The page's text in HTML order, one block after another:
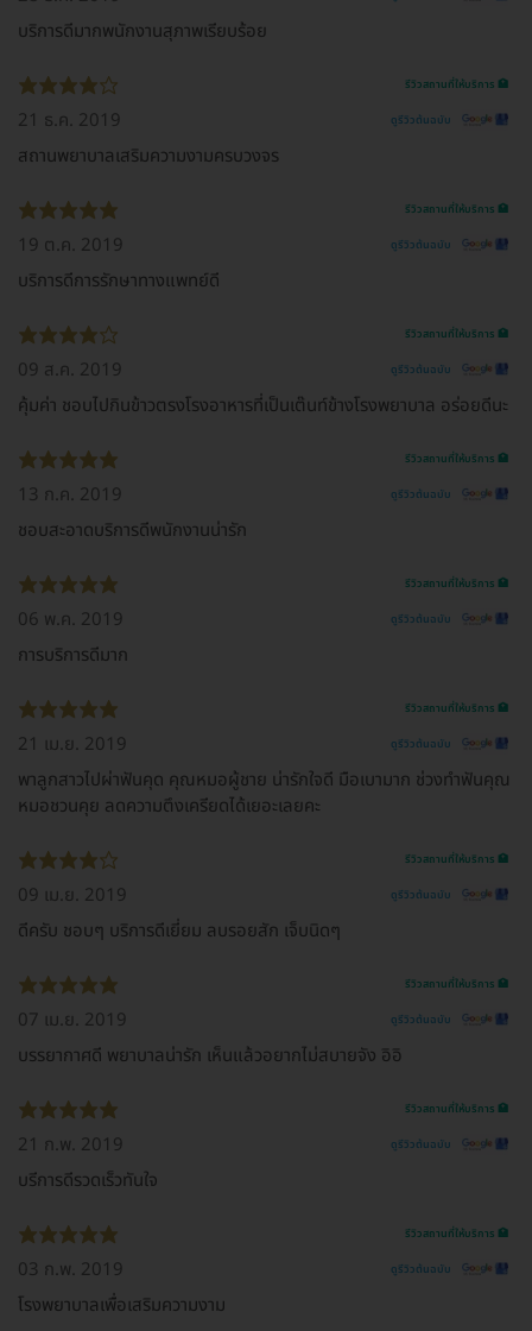
บริการดีมากพนักงานสุภาพเรียบร้อย
รีวิวสถานที่ให้บริการ 🏥
21 ธ.ค. 2019 ดูรีวิวต้นฉบับ
สถานพยาบาลเสริมความงามครบวงจร
รีวิวสถานที่ให้บริการ 🏥
19 ต.ค. 2019 ดูรีวิวต้นฉบับ
บริการดีการรักษาทางแพทย์ดี
รีวิวสถานที่ให้บริการ 🏥
09 ส.ค. 2019 ดูรีวิวต้นฉบับ
คุ้มค่า ชอบไปกินข้าวตรงโรงอาหารที่เป็นเต๊นท์ข้างโรงพยาบาล อร่อยดีนะ
รีวิวสถานที่ให้บริการ 🏥
13 ก.ค. 2019 ดูรีวิวต้นฉบับ
ชอบสะอาดบริการดีพนักงานน่ารัก
รีวิวสถานที่ให้บริการ 🏥
06 พ.ค. 2019 ดูรีวิวต้นฉบับ
การบริการดีมาก
รีวิวสถานที่ให้บริการ 🏥
21 เม.ย. 2019 ดูรีวิวต้นฉบับ
พาลูกสาวไปผ่าฟันคุด คุณหมอผู้ชาย น่ารักใจดี มือเบามาก ช่วงทำฟันคุณ
หมอชวนคุย ลดความตึงเครียดได้เยอะเลยคะ
รีวิวสถานที่ให้บริการ 🏥
09 เม.ย. 2019 ดูรีวิวต้นฉบับ
ดีครับ ชอบๆ บริการดีเยี่ยม ลบรอยสัก เจ็บนิดๆ
รีวิวสถานที่ให้บริการ 🏥
07 เม.ย. 2019 ดูรีวิวต้นฉบับ
บรรยากาศดี พยาบาลน่ารัก เห็นแล้วอยากไม่สบายจัง อิอิ
รีวิวสถานที่ให้บริการ 🏥
21 ก.พ. 2019 ดูรีวิวต้นฉบับ
บรีการดีรวดเร็วทันใจ
รีวิวสถานที่ให้บริการ 🏥
03 ก.พ. 2019 ดูรีวิวต้นฉบับ
โรงพยาบาลเพื่อเสริมความงาม